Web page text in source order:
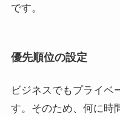
です。
優先順位の設定
ビジネスでもプライベ
す。そのため、何に時